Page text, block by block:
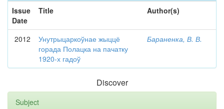
Issue
Date
Title Author(s)
2012
Унутрыцаркоўнае жыццё
горада Полацка на пачатку
1920-х гадоў
Бараненка, В. В.
Discover
Subject